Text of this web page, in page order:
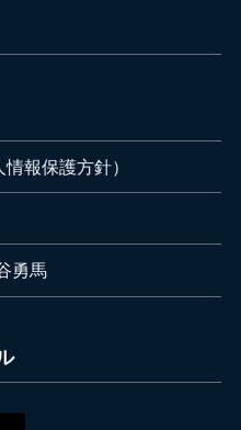
報保護方針）
勇馬